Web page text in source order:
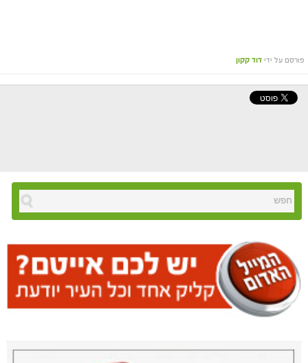
פורסם על ידי דוד קקון